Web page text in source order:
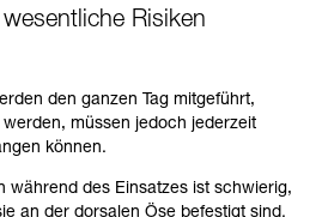
bevor Sie diesen zu Rate
richtig verstanden haben.
dieser Techniken setzt eine
Ausbildung und ein spezielles
Prüfen Sie zusammen mit
Sie in der Lage sind, den
Risiken
den ganzen Tag mitgeführt,
müssen jedoch jederzeit
können.
während des Einsatzes ist schwierig,